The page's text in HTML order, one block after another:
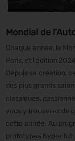
Mondial de
Chaque année, le
Paris, et l’édition
Depuis sa création,
des plus grands
classiques,
vous y trouverez de
cette année. Au
prototypes hyper